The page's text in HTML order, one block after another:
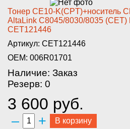
Тонер CE10-­K(CPT)+носитель
AltaLink C8045/8030/8035 (C­ET)
CET121446­
Артикул: CET121446
OEM: 006R01701
Наличие: Заказ
Резерв: 0
3 600 руб.
– + В корзину